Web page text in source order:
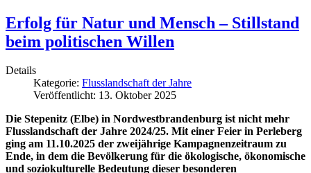
Erfolg für Natur und Mensch – Stillstand
beim politischen Willen
Details
Kategorie: Flusslandschaft der Jahre
Veröffentlicht: 13. Oktober 2025
Die Stepenitz (Elbe) in Nordwestbrandenburg ist nicht mehr
Flusslandschaft der Jahre 2024/25. Mit einer Feier in Perleberg
ging am 11.10.2025 der zweijährige Kampagnenzeitraum zu
Ende, in dem die Bevölkerung für die ökologische, ökonomische
und soziokulturelle Bedeutung dieser besonderen